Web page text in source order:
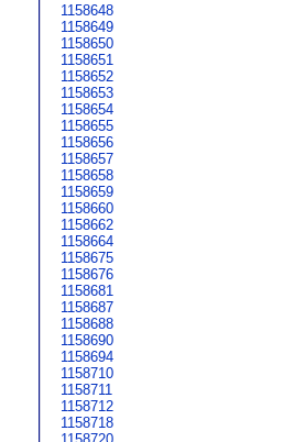
1158648
1158649
1158650
1158651
1158652
1158653
1158654
1158655
1158656
1158657
1158658
1158659
1158660
1158662
1158664
1158675
1158676
1158681
1158687
1158688
1158690
1158694
1158710
1158711
1158712
1158718